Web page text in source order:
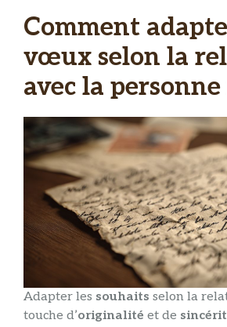
Comment
vœux selon la
avec la
Adapter les souhaits selon la
touche d’originalité et de